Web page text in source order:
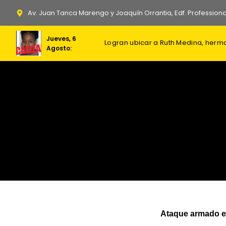
contenido
Av. Juan Tanca Marengo y Joaquín Orrantia, Edf.
Jueves, 6
Agosto:
Foro Penal contabiliza 382
Dos soldados israelíes mueren
Ordenan prisión preventiva
Ataque armado